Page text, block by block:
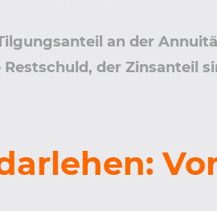
an der
Restschuld, der Zinsanteil